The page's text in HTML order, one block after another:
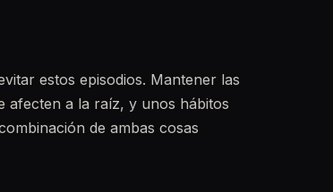
estos episodios. Mantener las
afecten a la raíz, y unos hábitos
de ambas cosas